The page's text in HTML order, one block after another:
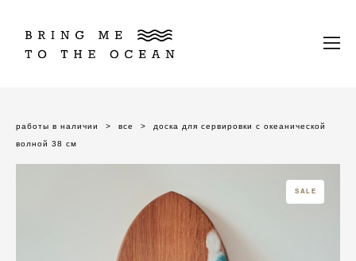
работы в наличии > все >
доска для сервировки с океанической
волной 38 см
SALE